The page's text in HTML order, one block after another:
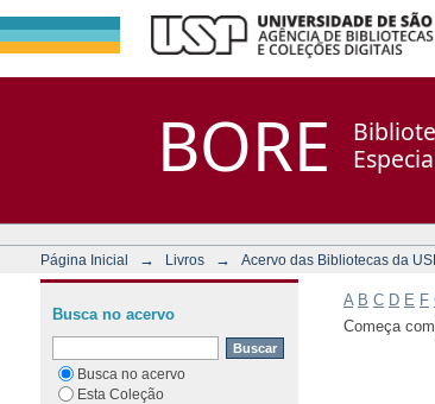
BORE
Página Inicial → Livros → Acervo das Bibliotecas da
A B C D E F
Começa com
Busca no acervo
Busca no acervo
Esta Coleção